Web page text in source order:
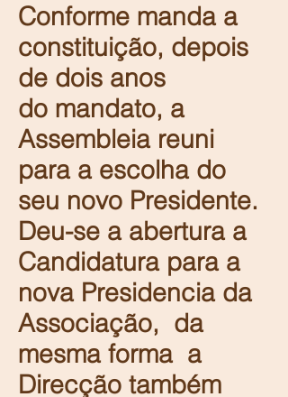
Conforme manda a
constituição, depois
de dois anos
do mandato, a
Assembleia reuni
para a escolha do
seu novo Presidente.
Deu-se a abertura a
Candidatura para a
nova Presidencia da
Associação, da
mesma forma a
Direcção também